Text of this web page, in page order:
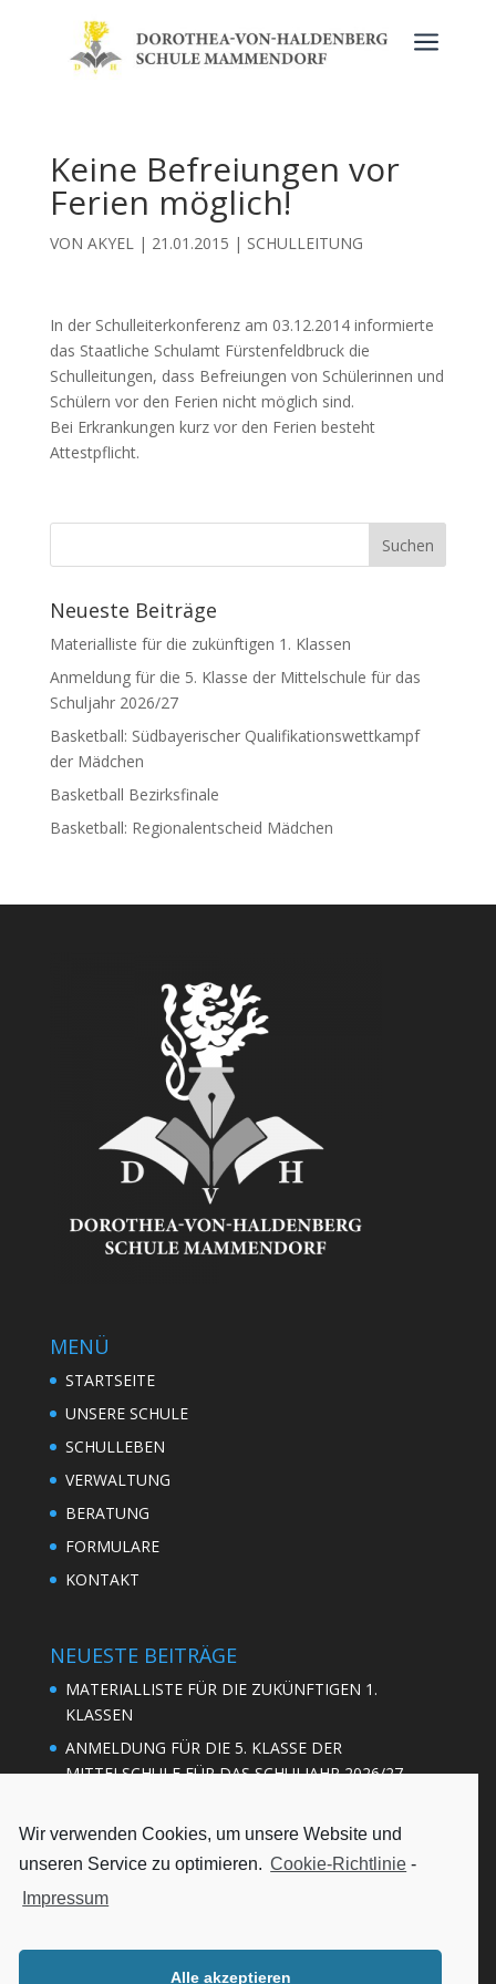
Wir verwenden Cookies, um unsere Website und
unseren Service zu optimieren. Cookie-Richtlinie -
Impressum
Alle akzeptieren
a
Keine Befreiungen vor
Ferien möglich!
VON AKYEL| 21.01.2015 | SCHULLEITUNG
In der Schulleiterkonferenz am 03.12.2014 informierte
das Staatliche Schulamt Fürstenfeldbruck die
Schulleitungen, dass Befreiungen von Schülerinnen und
Schülern vor den Ferien nicht möglich sind.
Bei Erkrankungen kurz vor den Ferien besteht
Attestpflicht.
Neueste Beiträge
Materialliste für die zukünftigen 1. Klassen
Anmeldung für die 5. Klasse der Mittelschule für das
Schuljahr 2026/27
Basketball: Südbayerischer Qualifikationswettkampf
der Mädchen
Basketball Bezirksfinale
Basketball: Regionalentscheid Mädchen
MENÜ
STARTSEITE
UNSERE SCHULE
SCHULLEBEN
VERWALTUNG
BERATUNG
FORMULARE
KONTAKT
NEUESTE BEITRÄGE
MATERIALLISTE FÜR DIE ZUKÜNFTIGEN 1.
KLASSEN
ANMELDUNG FÜR DIE 5. KLASSE DER
MITTELSCHULE FÜR DAS SCHULJAHR 2026/27
QUALIFIKATIONSWETTKAMPF DER MÄDCHEN
BASKETBALL BEZIRKSFINALE
BASKETBALL: REGIONALENTSCHEID MÄDCHEN